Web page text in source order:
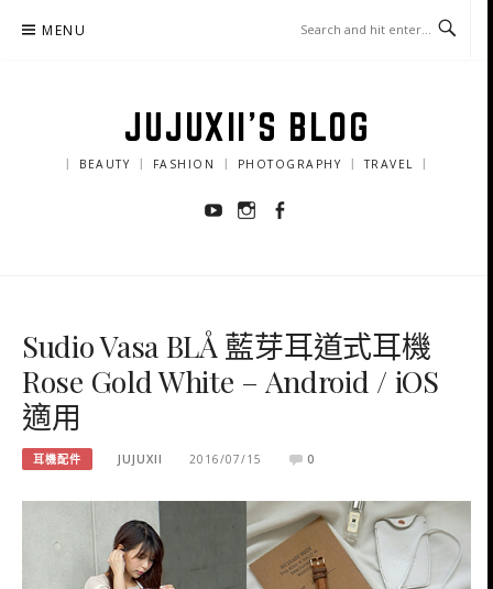
MENU
JUJUXII'S BLOG
｜ BEAUTY ｜ FASHION ｜ PHOTOGRAPHY ｜ TRAVEL ｜
YoutubeInstagram
Sudio Vasa BLÅ 藍芽耳道式耳機
Rose Gold White – Android / iOS
適用
耳機配件 JUJUXII 2016/07/15 0